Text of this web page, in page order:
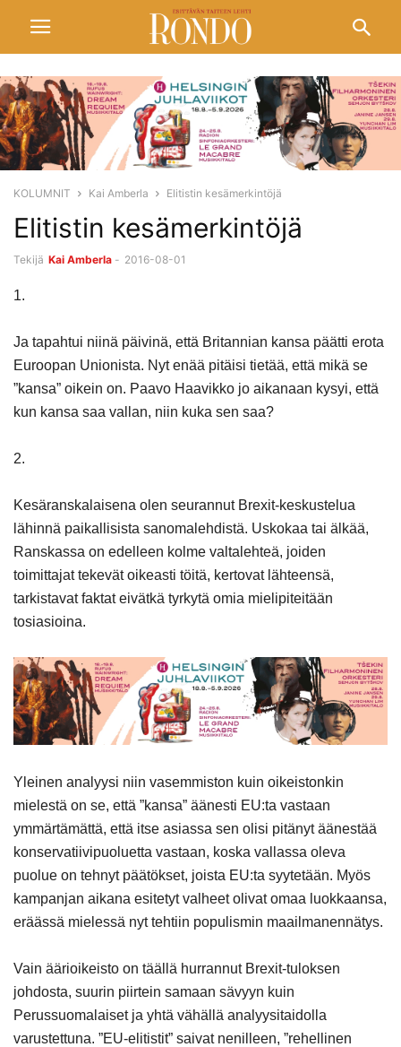
KOLUMNIT Kai Amberla Elitistin kesämerkintöjä
Elitistin kesämerkintöjä
Tekijä Kai Amberla - 2016-08-01
1.
Ja tapahtui niinä päivinä, että Britannian kansa päätti erota
Euroopan Unionista. Nyt enää pitäisi tietää, että mikä se
”kansa” oikein on. Paavo Haavikko jo aikanaan kysyi, että
kun kansa saa vallan, niin kuka sen saa?
2.
Kesäranskalaisena olen seurannut Brexit-keskustelua
lähinnä paikallisista sanomalehdistä. Uskokaa tai älkää,
Ranskassa on edelleen kolme valtalehteä, joiden
toimittajat tekevät oikeasti töitä, kertovat lähteensä,
tarkistavat faktat eivätkä tyrkytä omia mielipiteitään
tosiasioina.
Yleinen analyysi niin vasemmiston kuin oikeistonkin
mielestä on se, että ”kansa” äänesti EU:ta vastaan
ymmärtämättä, että itse asiassa sen olisi pitänyt äänestää
konservatiivipuoluetta vastaan, koska vallassa oleva
puolue on tehnyt päätökset, joista EU:ta syytetään. Myös
kampanjan aikana esitetyt valheet olivat omaa luokkaansa,
eräässä mielessä nyt tehtiin populismin maailmanennätys.
Vain äärioikeisto on täällä hurrannut Brexit-tuloksen
johdosta, suurin piirtein samaan sävyyn kuin
Perussuomalaiset ja yhtä vähällä analyysitaidolla
varustettuna. ”EU-elitistit” saivat nenilleen, ”rehellinen